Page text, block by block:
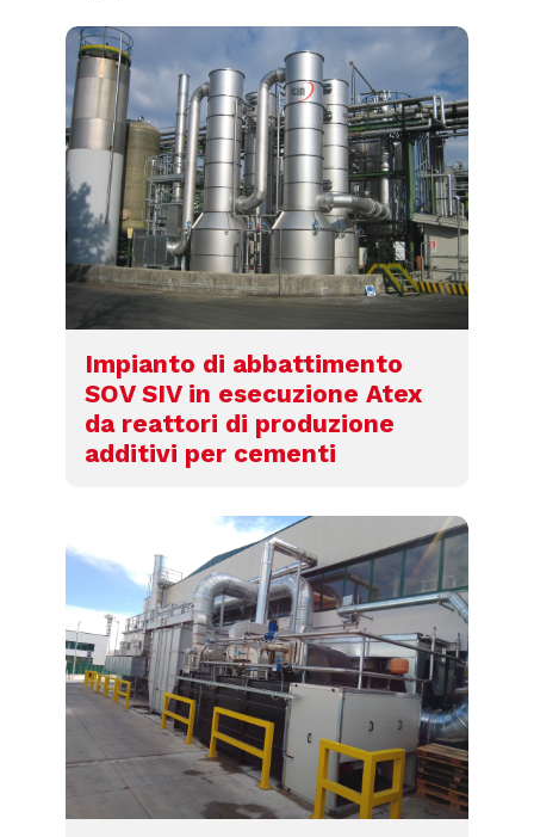
Impianto di abbattimento
SOV SIV in esecuzione Atex
da reattori di produzione
additivi per cementi